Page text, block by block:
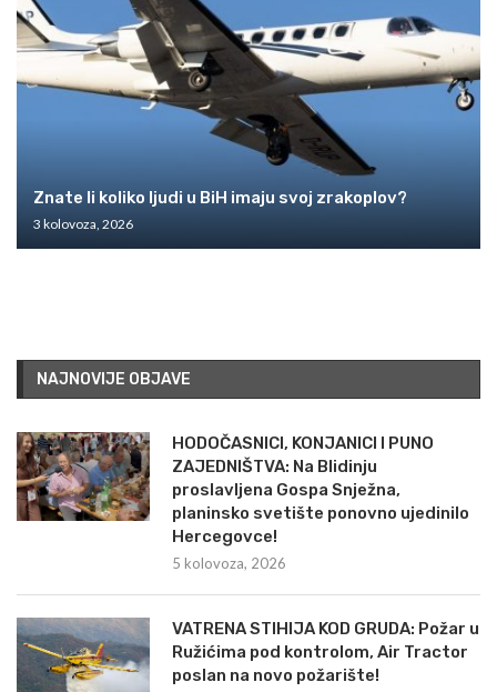
Znate li koliko ljudi u BiH imaju svoj zrakoplov?
3 kolovoza, 2026
NAJNOVIJE OBJAVE
HODOČASNICI, KONJANICI I PUNO
ZAJEDNIŠTVA: Na Blidinju
proslavljena Gospa Snježna,
planinsko svetište ponovno ujedinilo
Hercegovce!
5 kolovoza, 2026
VATRENA STIHIJA KOD GRUDA: Požar u
Ružićima pod kontrolom, Air Tractor
poslan na novo požarište!